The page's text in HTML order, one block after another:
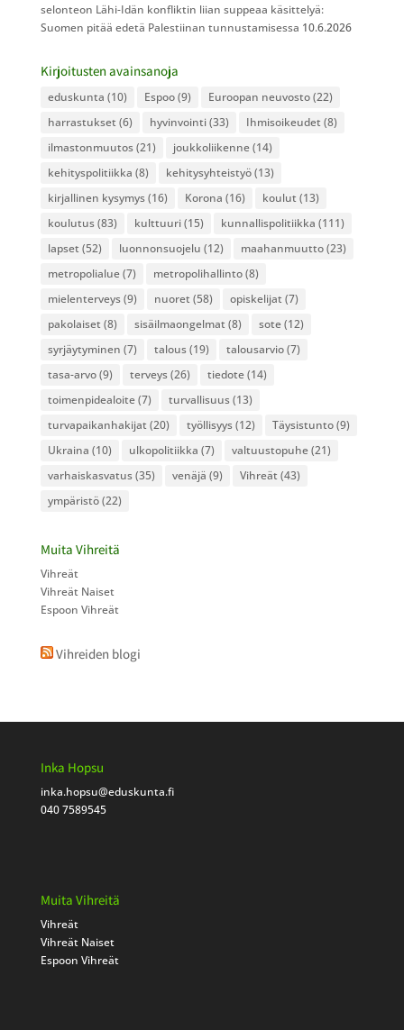
selonteon Lähi-Idän konfliktin liian suppeaa käsittelyä:
Suomen pitää edetä Palestiinan tunnustamisessa 10.6.2026
Kirjoitusten avainsanoja
eduskunta (10) Espoo(9) Euroopan neuvosto(22)
harrastukset (6) hyvinvointi(33) Ihmisoikeudet (8)
ilmastonmuutos(21) joukkoliikenne(14)
kehityspolitiikka (8) kehitysyhteistyö(13)
kirjallinen kysymys(16) Korona (16) koulut (13)
koulutus(83) kulttuuri(15) kunnallispolitiikka (111)
lapset (52) luonnonsuojelu (12) maahanmuutto(23)
metropolialue(7) metropolihallinto(8)
mielenterveys(9) nuoret (58) opiskelijat (7)
pakolaiset (8) sisäilmaongelmat (8) sote(12)
syrjäytyminen (7) talous(19) talousarvio(7)
tasa-arvo(9) terveys(26) tiedote(14)
toimenpidealoite(7) turvallisuus(13)
turvapaikanhakijat (20) työllisyys(12) Täysistunto(9)
Ukraina (10) ulkopolitiikka (7) valtuustopuhe(21)
varhaiskasvatus(35) venäjä (9) Vihreät (43)
ympäristö(22)
Muita Vihreitä
Vihreät
Vihreät Naiset
Espoon Vihreät
Vihreiden blogi
Inka Hopsu
inka.hopsu@eduskunta.fi
040 7589545
Muita Vihreitä
Vihreät
Vihreät Naiset
Espoon Vihreät